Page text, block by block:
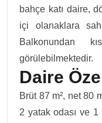
bahçe katı daire,
içi olanaklara
Balkonundan
görülebilmektedir.
Daire
Brüt 87 m², net 80
2 yatak odası ve